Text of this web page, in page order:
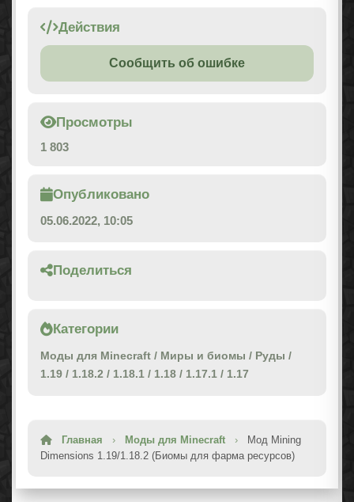
Действия
Сообщить об ошибке
Просмотры
1 803
Опубликовано
05.06.2022, 10:05
Поделиться
Категории
Моды для Minecraft / Миры и биомы / Руды /
1.19 / 1.18.2 / 1.18.1 / 1.18 / 1.17.1 / 1.17
Главная › Моды для Minecraft ›
Мод Mining
Dimensions 1.19/1.18.2 (Биомы для фарма ресурсов)